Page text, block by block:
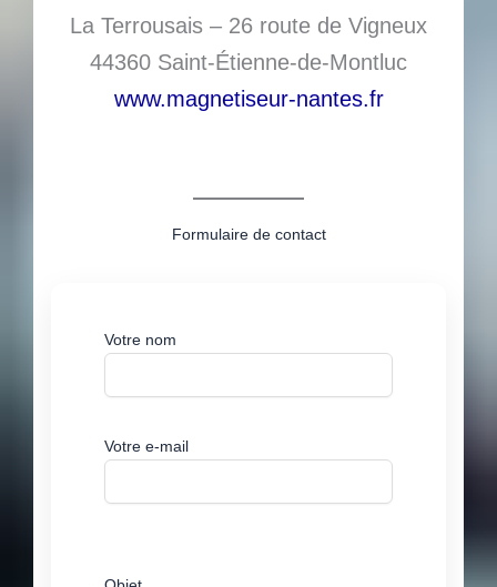
La Terrousais – 26 route de Vigneux
44360 Saint-Étienne-de-Montluc
www.magnetiseur-nantes.fr
Formulaire de contact
Votre nom
Votre e-mail